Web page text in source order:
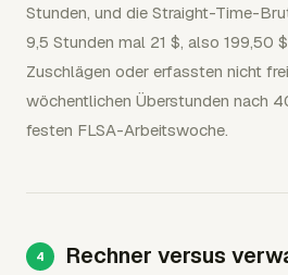
Stunden, und die Straight-Time-
9,5 Stunden mal 21 $, also 199,50
Zuschlägen oder erfassten nicht
wöchentlichen Überstunden nach
festen FLSA-Arbeitswoche.
Rechner versus